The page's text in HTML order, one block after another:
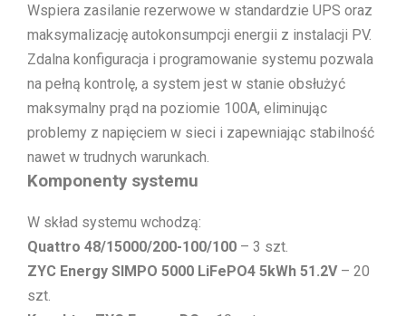
Wspiera zasilanie rezerwowe w standardzie UPS oraz
maksymalizację autokonsumpcji energii z instalacji PV.
Zdalna konfiguracja i programowanie systemu pozwala
na pełną kontrolę, a system jest w stanie obsłużyć
maksymalny prąd na poziomie 100A, eliminując
problemy z napięciem w sieci i zapewniając stabilność
nawet w trudnych warunkach.
Komponenty systemu
W skład systemu wchodzą:
Quattro 48/15000/200-100/100 – 3 szt.
ZYC Energy SIMPO 5000 LiFePO4 5kWh 51.2V– 20
szt.